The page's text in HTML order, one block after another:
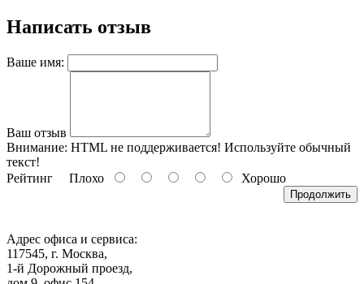
Написать отзыв
Ваше имя:
Ваш отзыв
Внимание: HTML не поддерживается! Используйте обычный
текст!
Рейтинг Плохо Хорошо
Продолжить
Адрес офиса и сервиса:
117545, г. Москва,
1-й Дорожный проезд,